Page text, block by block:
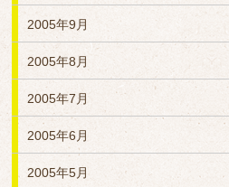
2005年9月
2005年8月
2005年7月
2005年6月
2005年5月